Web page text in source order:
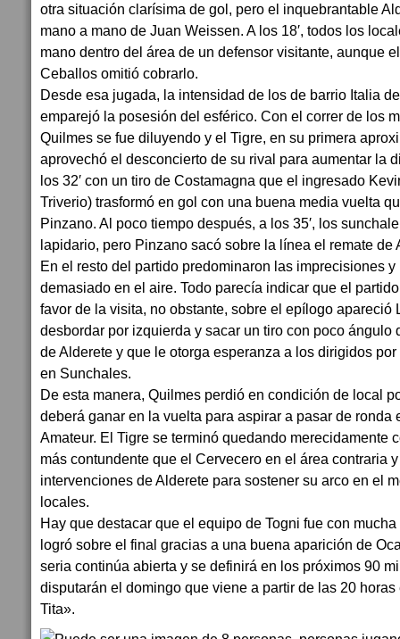
otra situación clarísima de gol, pero el inquebrantable
mano a mano de Juan Weissen. A los 18′, todos los
mano dentro del área de un defensor visitante, aunque
Ceballos omitió cobrarlo.
Desde esa jugada, la intensidad de los de barrio Italia
emparejó la posesión del esférico. Con el correr de los
Quilmes se fue diluyendo y el Tigre, en su primera
aprovechó el desconcierto de su rival para aumentar la
los 32′ con un tiro de Costamagna que el ingresado
Triverio) trasformó en gol con una buena media vuelta
Pinzano. Al poco tiempo después, a los 35′, los
lapidario, pero Pinzano sacó sobre la línea el remate de
En el resto del partido predominaron las imprecisiones
demasiado en el aire. Todo parecía indicar que el
favor de la visita, no obstante, sobre el epílogo apareció
desbordar por izquierda y sacar un tiro con poco ángulo
de Alderete y que le otorga esperanza a los dirigidos
en Sunchales.
De esta manera, Quilmes perdió en condición de local
deberá ganar en la vuelta para aspirar a pasar de ronda
Amateur. El Tigre se terminó quedando merecidamente
más contundente que el Cervecero en el área contraria
intervenciones de Alderete para sostener su arco en el
locales.
Hay que destacar que el equipo de Togni fue con
logró sobre el final gracias a una buena aparición de
seria continúa abierta y se definirá en los próximos 90
disputarán el domingo que viene a partir de las 20
Tita».